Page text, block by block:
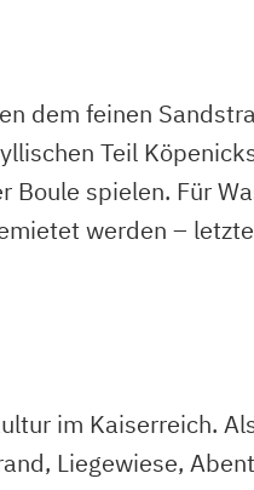
dem feinen
Teil
Boule spielen. Für
werden –
im Kaiserreich.
Liegewiese,